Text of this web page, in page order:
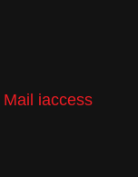
Mail iaccess